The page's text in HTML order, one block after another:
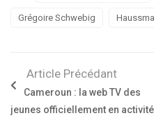
Grégoire Schwebig
Article Précédant
Cameroun : la web TV des
jeunes officiellement en activité